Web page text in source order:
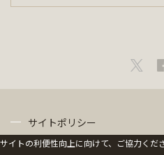
サイトポリシー
サイトの利便性向上に向けて、ご協力くださ